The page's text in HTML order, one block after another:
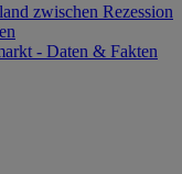
zwischen Rezession
- Daten & Fakten